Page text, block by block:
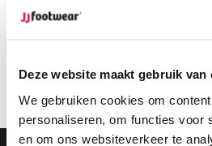
Deze website maakt gebruik van
We gebruiken cookies om
personaliseren, om functies voor
en om ons websiteverkeer te
Seite 1 von 1